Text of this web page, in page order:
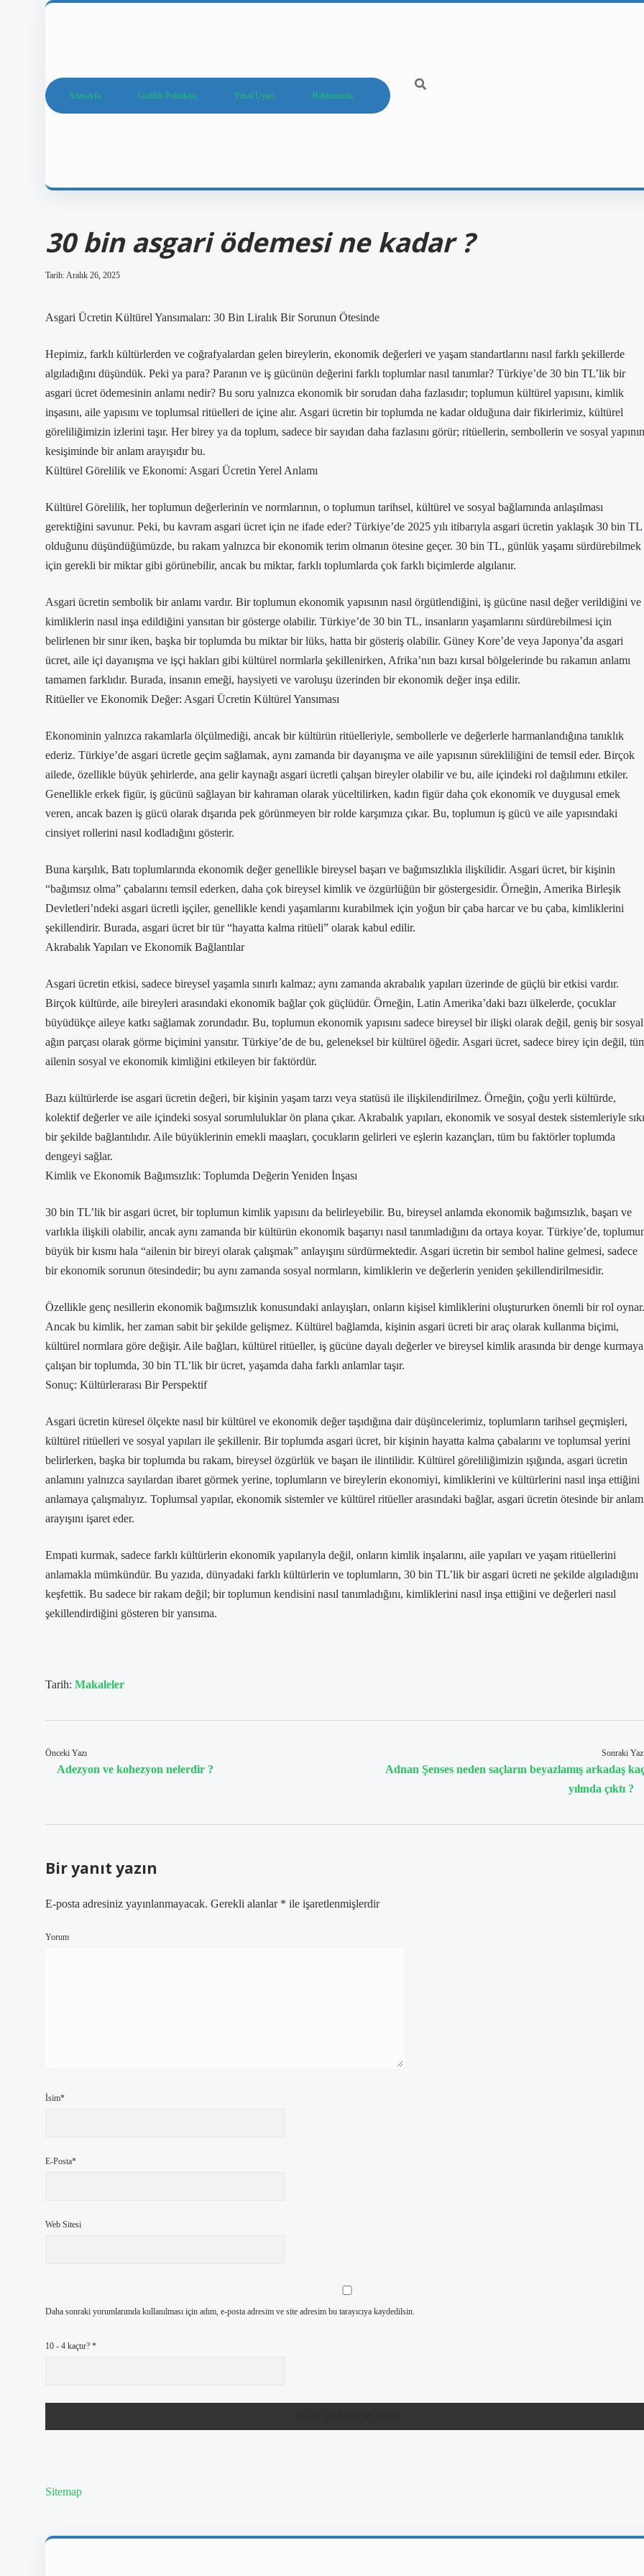
Anasayfa Gizlilik Politikası Yasal Uyarı Hakkımızda
30 bin asgari ödemesi ne kadar ?
Tarih: Aralık 26, 2025
Asgari Ücretin Kültürel Yansımaları: 30 Bin Liralık Bir Sorunun Ötesinde
Hepimiz, farklı kültürlerden ve coğrafyalardan gelen bireylerin, ekonomik değerleri ve yaşam standartlarını nasıl farklı şekillerde
algıladığını düşündük. Peki ya para? Paranın ve iş gücünün değerini farklı toplumlar nasıl tanımlar? Türkiye’de 30 bin TL’lik bir
asgari ücret ödemesinin anlamı nedir? Bu soru yalnızca ekonomik bir sorudan daha fazlasıdır; toplumun kültürel yapısını, kimlik
inşasını, aile yapısını ve toplumsal ritüelleri de içine alır. Asgari ücretin bir toplumda ne kadar olduğuna dair fikirlerimiz, kültürel
göreliliğimizin izlerini taşır. Her birey ya da toplum, sadece bir sayıdan daha fazlasını görür; ritüellerin, sembollerin ve sosyal yapının
kesişiminde bir anlam arayışıdır bu.
Kültürel Görelilik ve Ekonomi: Asgari Ücretin Yerel Anlamı
Kültürel Görelilik, her toplumun değerlerinin ve normlarının, o toplumun tarihsel, kültürel ve sosyal bağlamında anlaşılması
gerektiğini savunur. Peki, bu kavram asgari ücret için ne ifade eder? Türkiye’de 2025 yılı itibarıyla asgari ücretin yaklaşık 30 bin TL
olduğunu düşündüğümüzde, bu rakam yalnızca bir ekonomik terim olmanın ötesine geçer. 30 bin TL, günlük yaşamı sürdürebilmek
için gerekli bir miktar gibi görünebilir, ancak bu miktar, farklı toplumlarda çok farklı biçimlerde algılanır.
Asgari ücretin sembolik bir anlamı vardır. Bir toplumun ekonomik yapısının nasıl örgütlendiğini, iş gücüne nasıl değer verildiğini ve
kimliklerin nasıl inşa edildiğini yansıtan bir gösterge olabilir. Türkiye’de 30 bin TL, insanların yaşamlarını sürdürebilmesi için
belirlenen bir sınır iken, başka bir toplumda bu miktar bir lüks, hatta bir gösteriş olabilir. Güney Kore’de veya Japonya’da asgari
ücret, aile içi dayanışma ve işçi hakları gibi kültürel normlarla şekillenirken, Afrika’nın bazı kırsal bölgelerinde bu rakamın anlamı
tamamen farklıdır. Burada, insanın emeği, haysiyeti ve varoluşu üzerinden bir ekonomik değer inşa edilir.
Ritüeller ve Ekonomik Değer: Asgari Ücretin Kültürel Yansıması
Ekonominin yalnızca rakamlarla ölçülmediği, ancak bir kültürün ritüelleriyle, sembollerle ve değerlerle harmanlandığına tanıklık
ederiz. Türkiye’de asgari ücretle geçim sağlamak, aynı zamanda bir dayanışma ve aile yapısının sürekliliğini de temsil eder. Birçok
ailede, özellikle büyük şehirlerde, ana gelir kaynağı asgari ücretli çalışan bireyler olabilir ve bu, aile içindeki rol dağılımını etkiler.
Genellikle erkek figür, iş gücünü sağlayan bir kahraman olarak yüceltilirken, kadın figür daha çok ekonomik ve duygusal emek
veren, ancak bazen iş gücü olarak dışarıda pek görünmeyen bir rolde karşımıza çıkar. Bu, toplumun iş gücü ve aile yapısındaki
cinsiyet rollerini nasıl kodladığını gösterir.
Buna karşılık, Batı toplumlarında ekonomik değer genellikle bireysel başarı ve bağımsızlıkla ilişkilidir. Asgari ücret, bir kişinin
“bağımsız olma” çabalarını temsil ederken, daha çok bireysel kimlik ve özgürlüğün bir göstergesidir. Örneğin, Amerika Birleşik
Devletleri’ndeki asgari ücretli işçiler, genellikle kendi yaşamlarını kurabilmek için yoğun bir çaba harcar ve bu çaba, kimliklerini
şekillendirir. Burada, asgari ücret bir tür “hayatta kalma ritüeli” olarak kabul edilir.
Akrabalık Yapıları ve Ekonomik Bağlantılar
Asgari ücretin etkisi, sadece bireysel yaşamla sınırlı kalmaz; aynı zamanda akrabalık yapıları üzerinde de güçlü bir etkisi vardır.
Birçok kültürde, aile bireyleri arasındaki ekonomik bağlar çok güçlüdür. Örneğin, Latin Amerika’daki bazı ülkelerde, çocuklar
büyüdükçe aileye katkı sağlamak zorundadır. Bu, toplumun ekonomik yapısını sadece bireysel bir ilişki olarak değil, geniş bir sosyal
ağın parçası olarak görme biçimini yansıtır. Türkiye’de de bu, geleneksel bir kültürel öğedir. Asgari ücret, sadece birey için değil,
ailenin sosyal ve ekonomik kimliğini etkileyen bir faktördür.
Bazı kültürlerde ise asgari ücretin değeri, bir kişinin yaşam tarzı veya statüsü ile ilişkilendirilmez. Örneğin, çoğu yerli kültürde,
kolektif değerler ve aile içindeki sosyal sorumluluklar ön plana çıkar. Akrabalık yapıları, ekonomik ve sosyal destek sistemleriyle sıkı
bir şekilde bağlantılıdır. Aile büyüklerinin emekli maaşları, çocukların gelirleri ve eşlerin kazançları, tüm bu faktörler toplumda
dengeyi sağlar.
Kimlik ve Ekonomik Bağımsızlık: Toplumda Değerin Yeniden İnşası
30 bin TL’lik bir asgari ücret, bir toplumun kimlik yapısını da belirleyebilir. Bu, bireysel anlamda ekonomik bağımsızlık, başarı ve
varlıkla ilişkili olabilir, ancak aynı zamanda bir kültürün ekonomik başarıyı nasıl tanımladığını da ortaya koyar. Türkiye’de,
büyük bir kısmı hala “ailenin bir bireyi olarak çalışmak” anlayışını sürdürmektedir. Asgari ücretin bir sembol haline gelmesi, sadece
bir ekonomik sorunun ötesindedir; bu aynı zamanda sosyal normların, kimliklerin ve değerlerin yeniden şekillendirilmesidir.
Özellikle genç nesillerin ekonomik bağımsızlık konusundaki anlayışları, onların kişisel kimliklerini oluştururken önemli bir rol oynar.
Ancak bu kimlik, her zaman sabit bir şekilde gelişmez. Kültürel bağlamda, kişinin asgari ücreti bir araç olarak kullanma biçimi,
kültürel normlara göre değişir. Aile bağları, kültürel ritüeller, iş gücüne dayalı değerler ve bireysel kimlik arasında bir denge kurmaya
çalışan bir toplumda, 30 bin TL’lik bir ücret, yaşamda daha farklı anlamlar taşır.
Sonuç: Kültürlerarası Bir Perspektif
Asgari ücretin küresel ölçekte nasıl bir kültürel ve ekonomik değer taşıdığına dair düşüncelerimiz, toplumların tarihsel geçmişleri,
kültürel ritüelleri ve sosyal yapıları ile şekillenir. Bir toplumda asgari ücret, bir kişinin hayatta kalma çabalarını ve toplumsal yerini
belirlerken, başka bir toplumda bu rakam, bireysel özgürlük ve başarı ile ilintilidir. Kültürel göreliliğimizin ışığında, asgari ücretin
anlamını yalnızca sayılardan ibaret görmek yerine, toplumların ve bireylerin ekonomiyi, kimliklerini ve kültürlerini nasıl inşa ettiğini
anlamaya çalışmalıyız. Toplumsal yapılar, ekonomik sistemler ve kültürel ritüeller arasındaki bağlar, asgari ücretin ötesinde bir anlam
arayışını işaret eder.
Empati kurmak, sadece farklı kültürlerin ekonomik yapılarıyla değil, onların kimlik inşalarını, aile yapıları ve yaşam ritüellerini
anlamakla mümkündür. Bu yazıda, dünyadaki farklı kültürlerin ve toplumların, 30 bin TL’lik bir asgari ücreti ne şekilde algıladığını
keşfettik. Bu sadece bir rakam değil; bir toplumun kendisini nasıl tanımladığını, kimliklerini nasıl inşa ettiğini ve değerleri nasıl
şekillendirdiğini gösteren bir yansıma.
Tarih: Makaleler
Önceki Yazı
Adezyon ve kohezyon nelerdir ?
Sonraki
Adnan Şenses neden saçların beyazlamış arkadaş
yılında çıktı ?
Bir yanıt yazın
E-posta adresiniz yayınlanmayacak. Gerekli alanlar * ile işaretlenmişlerdir
Yorum
İsim*
E-Posta*
Web Sitesi
Daha sonraki yorumlarımda kullanılması için adım, e-posta adresim ve site adresim bu tarayıcıya kaydedilsin.
10 - 4 kaçtır? *
Sitemap